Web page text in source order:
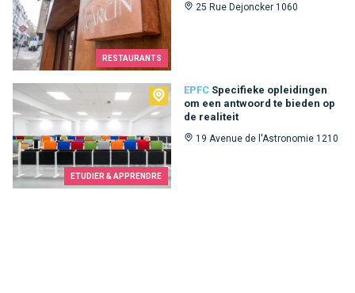
RESTAURANTS
25 Rue Dejoncker 1060
ETUDIER & APPRENDRE
EPFC Specifieke opleidingen
om een ​​antwoord te bieden op
de realiteit
19 Avenue de l'Astronomie 1210
EPFC